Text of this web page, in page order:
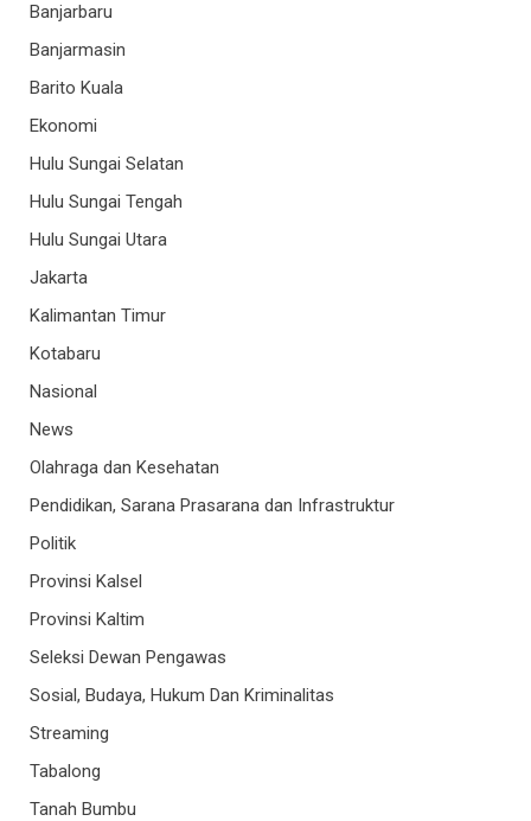
Banjarbaru
Banjarmasin
Barito Kuala
Ekonomi
Hulu Sungai Selatan
Hulu Sungai Tengah
Hulu Sungai Utara
Jakarta
Kalimantan Timur
Kotabaru
Nasional
News
Olahraga dan Kesehatan
Pendidikan, Sarana Prasarana dan Infrastruktur
Politik
Provinsi Kalsel
Provinsi Kaltim
Seleksi Dewan Pengawas
Sosial, Budaya, Hukum Dan Kriminalitas
Streaming
Tabalong
Tanah Bumbu